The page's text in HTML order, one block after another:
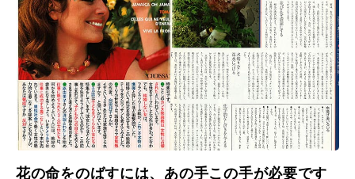
花の命をのばすには、あの手この手が必要です